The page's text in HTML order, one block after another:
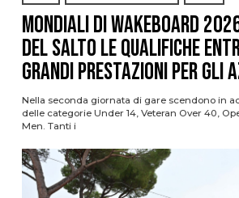
Mondiali di Wakeboard
del Salto le qualifiche
grandi prestazioni per gli
Nella seconda giornata di gare scendono in
delle categorie Under 14, Veteran Over 40,
Men. Tanti i